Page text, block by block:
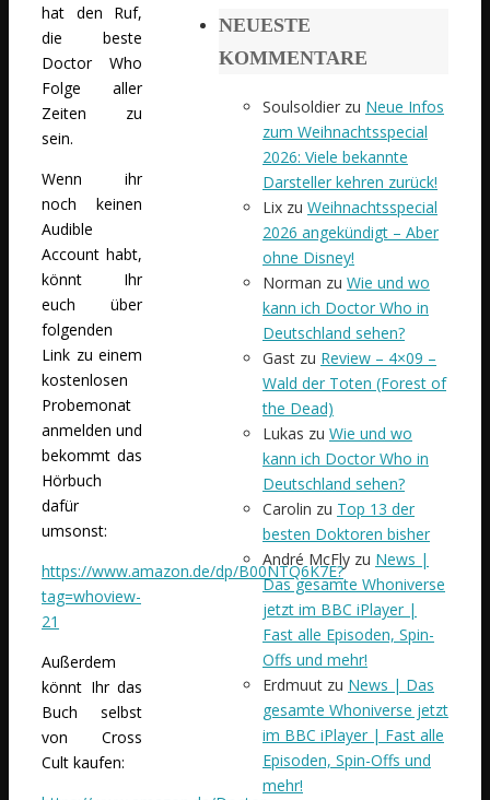
hat den Ruf,
die beste
Doctor Who
Folge aller
Zeiten zu
sein.
Wenn ihr
noch keinen
Audible
Account habt,
könnt Ihr
euch über
folgenden
Link zu einem
kostenlosen
Probemonat
anmelden und
bekommt das
Hörbuch
dafür
umsonst:
https://www.amazon.de/dp/B00NTQ6K7E?
tag=whoview-
21
Außerdem
könnt Ihr das
Buch selbst
von Cross
Cult kaufen:
NEUESTE
KOMMENTARE
Soulsoldier zu Neue Infos
zum Weihnachtsspecial
2026: Viele bekannte
Darsteller kehren zurück!
Lix zu Weihnachtsspecial
2026 angekündigt – Aber
ohne Disney!
Norman zu Wie und wo
kann ich Doctor Who in
Deutschland sehen?
Gast zu Review – 4×09 –
Wald der Toten (Forest of
the Dead)
Lukas zu Wie und wo
kann ich Doctor Who in
Deutschland sehen?
Carolin zu Top 13 der
besten Doktoren bisher
André McFly zu News |
Das gesamte Whoniverse
jetzt im BBC iPlayer |
Fast alle Episoden, Spin-
Offs und mehr!
Erdmuut zu News | Das
gesamte Whoniverse jetzt
im BBC iPlayer | Fast alle
Episoden, Spin-Offs und
mehr!